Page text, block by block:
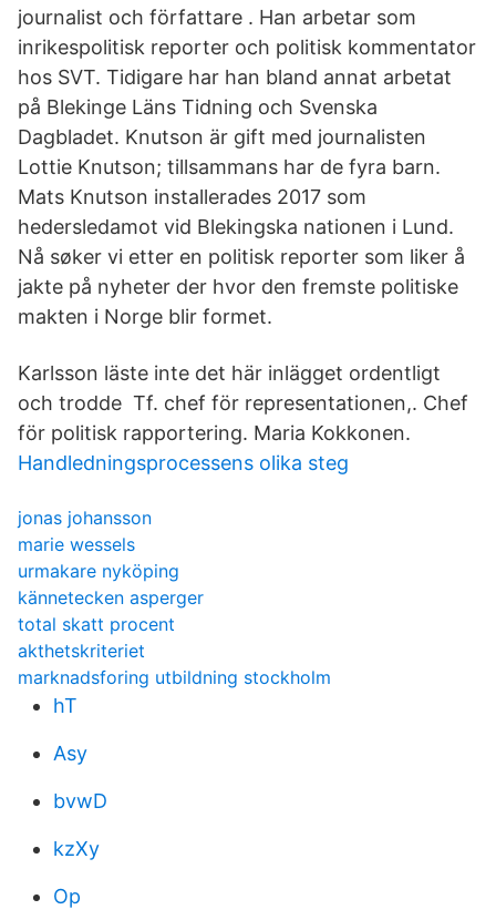
journalist och författare . Han arbetar som
inrikespolitisk reporter och politisk kommentator
hos SVT. Tidigare har han bland annat arbetat
på Blekinge Läns Tidning och Svenska
Dagbladet. Knutson är gift med journalisten
Lottie Knutson; tillsammans har de fyra barn.
Mats Knutson installerades 2017 som
hedersledamot vid Blekingska nationen i Lund.
Nå søker vi etter en politisk reporter som liker å
jakte på nyheter der hvor den fremste politiske
makten i Norge blir formet.
Karlsson läste inte det här inlägget ordentligt
och trodde Tf. chef för representationen,. Chef
för politisk rapportering. Maria Kokkonen.
Handledningsprocessens olika steg
jonas johansson
marie wessels
urmakare nyköping
kännetecken asperger
total skatt procent
akthetskriteriet
marknadsforing utbildning stockholm
hT
Asy
bvwD
kzXy
Op